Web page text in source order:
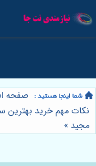
صفحه
نکات مهم خرید بهترین
مجید »